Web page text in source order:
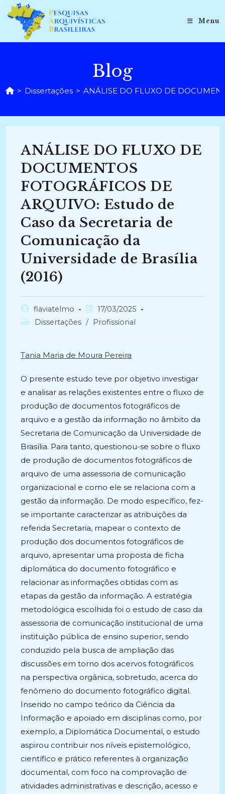
para
conteúdo
Menu
Blog
> Dissertações > ANÁLISE DO FLUXO DE
ANÁLISE DO FLUXO DE
DOCUMENTOS
FOTOGRÁFICOS DE
ARQUIVO: Estudo de
Caso da Secretaria de
Comunicação da
Universidade de Brasília
(2016)
Autor
do
flaviatelmo
Post
publicado:
17/03/2025
Categoria
Dissertações / Profissional
Tania Maria de Moura Pereira
O presente estudo teve por objetivo investigar
e analisar as relações existentes entre o fluxo de
produção de documentos fotográficos de
arquivo e a gestão da informação no âmbito da
Secretaria de Comunicação da Universidade de
Brasília. Para tanto, questionou-se sobre o fluxo
de produção de documentos fotográficos de
arquivo de uma assessoria de comunicação
organizacional e como ele se relaciona com a
gestão da informação. De modo específico, fez-
se importante caracterizar as atribuições da
referida Secretaria, mapear o contexto de
produção dos documentos fotográficos de
arquivo, apresentar uma proposta de ficha
diplomática do documento fotográfico e
relacionar as informações obtidas com as
etapas da gestão da informação. A estratégia
metodológica escolhida foi o estudo de caso da
assessoria de comunicação institucional de uma
instituição pública de ensino superior, sendo
conduzido pela busca de ampliação das
discussões em torno dos acervos fotográficos
na perspectiva orgânica, sobretudo, acerca do
fenômeno do documento fotográfico digital.
Inserido no campo teórico da Ciência da
Informação e apoiado em disciplinas como, por
exemplo, a Diplomática Documental, o estudo
aspirou contribuir nos níveis epistemológico,
científico e prático referentes à organização
documental, com foco na comprovação de
atividades administrativas e descrição, acesso e